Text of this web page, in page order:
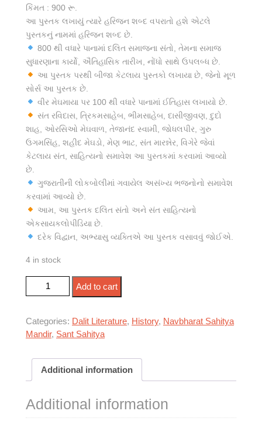
કિંમત : 900 રૂ.
આ પુસ્તક લખાયું ત્યારે હરિજન શબ્દ વપરાતો હશે એટલે
પુસ્તકનું નામમાં હરિજન શબ્દ છે.
800 થી વધારે પાનામાં દલિત સમાજના સંતો, તેમના સમાજ
સુધારણાના કાર્યો, ઐતિહાસિક તારીખ, નોંધો સાથે ઉપલબ્ધ છે.
આ પુસ્તક પરથી બીજા કેટલાય પુસ્તકો લખાયા છે, જેનો મૂળ
સોર્સ આ પુસ્તક છે.
વીર મેઘમાયા પર 100 થી વધારે પાનામાં ઈતિહાસ લખાયો છે.
સંત રવિદાસ, ત્રિકમસાહેબ, ભીમસાહેબ, દાસીજીવણ, દુદો
શાહ, ઓરસિઓ મેઘવાળ, તેજાનંદ સ્વામી, જોધલપીર, ગુરુ
ઉગમસિંહ, શહીદ મેઘડો, મેણ ભાટ, સંત મારન્નેર, વિગેરે જેવાં
કેટલાય સંત, સાહિત્યનો સમાવેશ આ પુસ્તકમાં કરવામાં આવ્યો
છે.
ગુજરાતીની લોકબોલીમાં ગવાયેલ અસંખ્ય ભજનોનો સમાવેશ
કરવામાં આવ્યો છે.
આમ, આ પુસ્તક દલિત સંતો અને સંત સાહિત્યનો
એકસાયકલોપીડિયા છે.
દરેક વિદ્વાન, અભ્યાસુ વ્યક્તિએ આ પુસ્તક વસાવવું જોઈએ.
4 in stock
હરિજન સંત અને લોકસાહિત્ય (કંઠસ્થથી ગ્રંથસ્થ)
quantity
Add to cart
Categories: Dalit Literature, History, Navbharat Sahitya
Mandir, Sant Sahitya
Additional information
Additional information